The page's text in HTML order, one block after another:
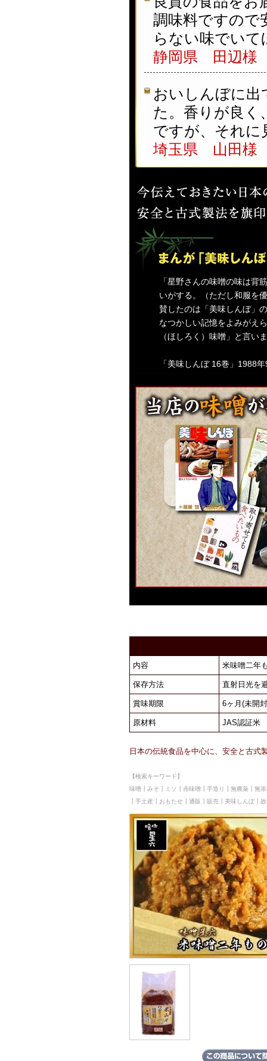
調味料ですので
らない味でい
静岡県 田辺様
おいしんぼに出
た。香りが良く
ですが、それに
埼玉県 山田様
「星野さんの味噌の味は背
いがする。（ただし和服を
賛したのは「美味しんぼ」
なつかしい記憶をよみがえ
（ほしろく）味噌」と言い
「美味しんぼ 16巻」1988
内容 米味噌二年
保存方法 直射日光を
賞味期限 6ヶ月(未開
原材料 JAS認証米
日本の伝統食品を中心に、安全と古式
【検索キーワード】
味噌┃みそ┃ミソ┃赤味噌┃手造り┃無農薬┃無
┃手土産┃おもたせ┃通販┃販売┃美味しんぼ┃